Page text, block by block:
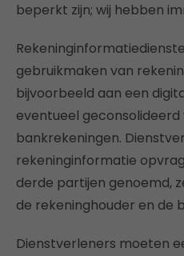
beperkt zijn; wij hebben
gebruikmaken van
bijvoorbeeld aan een
eventueel
bankrekeningen.
rekeninginformatie
derde partijen genoemd,
de rekeninghouder en de
Dienstverleners moeten